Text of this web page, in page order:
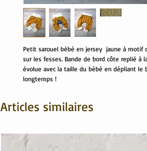
Petit sarouel bébé en jersey jaune à motif
sur les fesses. Bande de bord côte replié à
évolue avec la taille du bébé en dépliant
longtemps !
Articles similaires